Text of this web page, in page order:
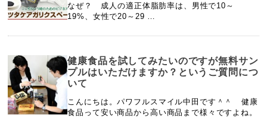
なぜ？ 成人の適正体脂肪率は、男性で10～
19%、女性で20～29 …
健康食品を試してみたいのですが無料サン
プルはいただけますか？というご質問につ
いて
こんにちは。パワフルスマイル中田です＾＾ 健康
食品って安い商品から高い商品まで様々ですよね。